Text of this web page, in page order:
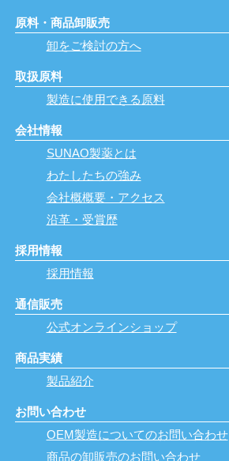
原料・商品卸販売
卸をご検討の方へ
取扱原料
製造に使用できる原料
会社情報
SUNAO製薬とは
わたしたちの強み
会社概概要・アクセス
沿革・受賞歴
採用情報
採用情報
通信販売
公式オンラインショップ
商品実績
製品紹介
お問い合わせ
OEM製造についてのお問い合わせ
商品の卸販売のお問い合わせ